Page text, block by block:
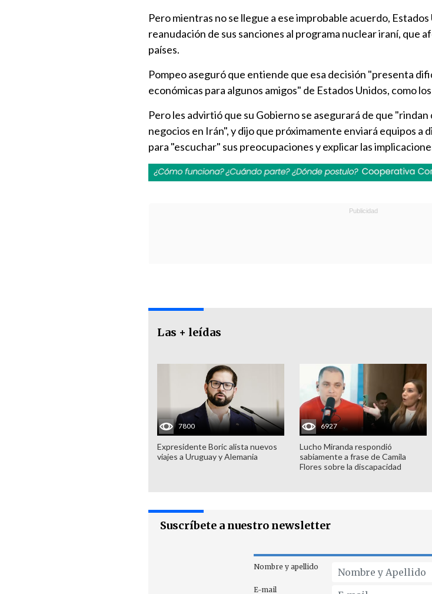
Pero mientras no se llegue a ese improbable acuerdo,
reanudación de sus sanciones al programa nuclear iraní, que
países.
Pompeo aseguró que entiende que esa decisión "presenta
económicas para algunos amigos" de Estados Unidos, como
Pero les advirtió que su Gobierno se asegurará de que
negocios en Irán", y dijo que próximamente enviará equipos a
para "escuchar" sus preocupaciones y explicar las
Las + leídas
7800
Expresidente Boric alista nuevos
viajes a Uruguay y Alemania
6927
Lucho Miranda respondió
sabiamente a frase de Camila
Flores sobre la discapacidad
Suscríbete a nuestro newsletter
Nombre y apellido
E-mail